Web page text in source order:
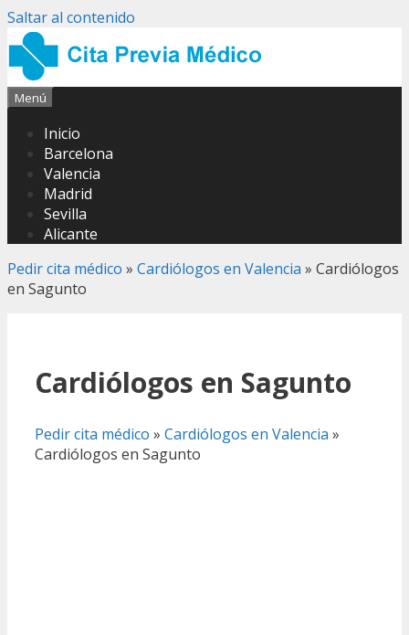
Saltar al contenido
Menú
Inicio
Barcelona
Valencia
Madrid
Sevilla
Alicante
Pedir cita médico » Cardiólogos en Valencia » Cardiólogos
en Sagunto
Cardiólogos en Sagunto
Pedir cita médico » Cardiólogos en Valencia »
Cardiólogos en Sagunto